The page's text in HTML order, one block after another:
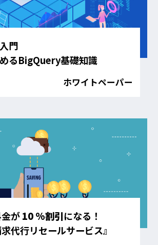
門
るBigQuery基礎知識
ホワイトペーパー
が10 %割引になる！
求代行リセールサービス』